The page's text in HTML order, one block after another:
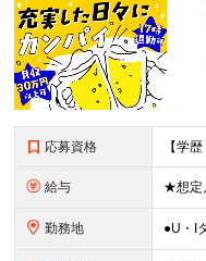
応募資格
給与
勤務地